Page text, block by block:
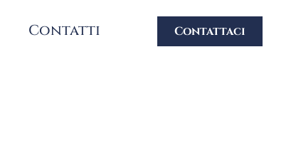
Contatti Contattaci